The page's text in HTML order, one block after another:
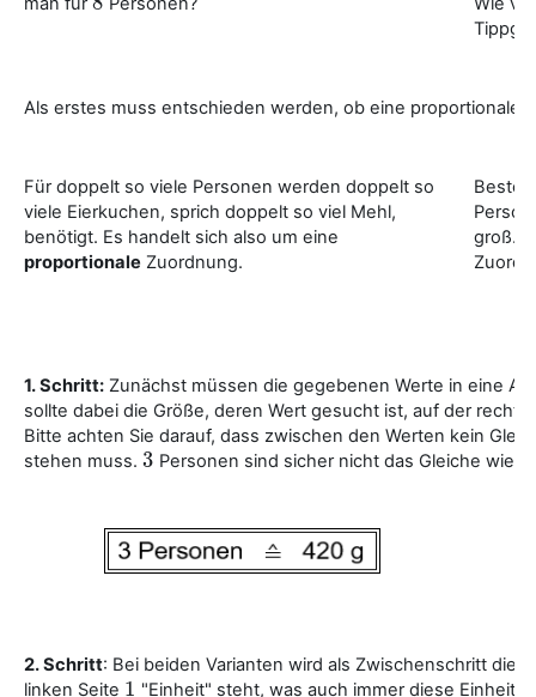
8
Als erstes muss entschieden werden, ob eine proportionale
Für doppelt so viele Personen werden doppelt so
viele Eierkuchen, sprich doppelt so viel Mehl,
benötigt. Es handelt sich also um eine
proportionale Zuordnung.
groß.
1. Schritt: Zunächst müssen die gegebenen Werte in eine
sollte dabei die Größe, deren Wert gesucht ist, auf der
Bitte achten Sie darauf, dass zwischen den Werten kein
stehen muss. 3
3 Personen sind sicher nicht das Gleiche wie
2. Schritt: Bei beiden Varianten wird als Zwischenschritt die
linken Seite 1
1 "Einheit" steht, was auch immer diese Einheit